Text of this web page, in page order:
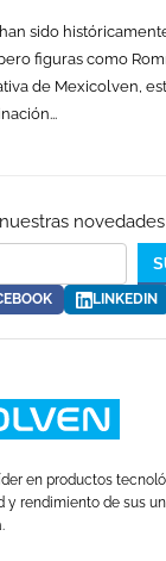
sido
figuras como
de Mexicolven,
novedades
LINKEDIN
en productos
y rendimiento de sus